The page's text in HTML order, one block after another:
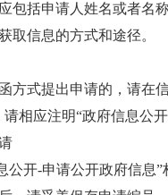
包括申请人姓名或者名
取信息的方式和途径。
方式提出申请的，请在
相应注明“政府信息公开
开-申请公开政府信息